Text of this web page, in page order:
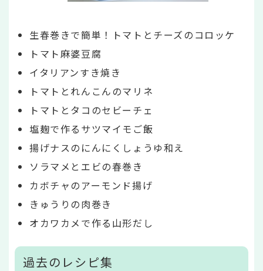
生春巻きで簡単！トマトとチーズのコロッケ
トマト麻婆豆腐
イタリアンすき焼き
トマトとれんこんのマリネ
トマトとタコのセビーチェ
塩麹で作るサツマイモご飯
揚げナスのにんにくしょうゆ和え
ソラマメとエビの春巻き
カボチャのアーモンド揚げ
きゅうりの肉巻き
オカワカメで作る山形だし
過去のレシピ集